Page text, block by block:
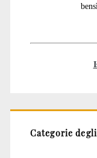
Categorie